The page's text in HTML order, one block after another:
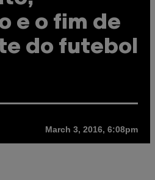
e o fim de
do futebol
March 3, 2016, 6:08pm